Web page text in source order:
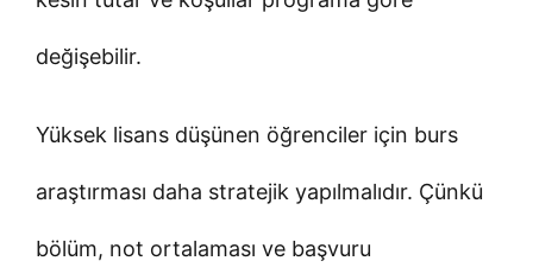
değişebilir.
Yüksek lisans düşünen öğrenciler için burs
araştırması daha stratejik yapılmalıdır. Çünkü
bölüm, not ortalaması ve başvuru